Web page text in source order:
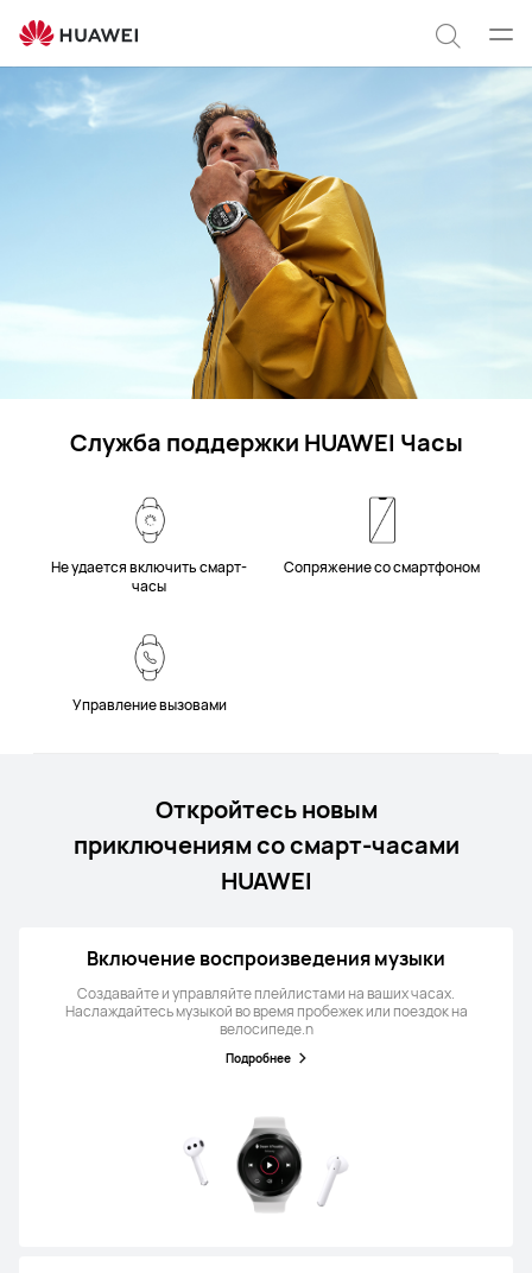
Служба
поддержки
HUAWEI
Поиск
по
Служба поддержки HUAWEI Часы
Не удается включить смарт-
часы
Сопряжение со смартфоном
Управление вызовами
Откройтесь новым
приключениям со смарт-часами
HUAWEI
Включение воспроизведения музыки
Создавайте и управляйте плейлистами на ваших часах.
Наслаждайтесь музыкой во время пробежек или поездок на
велосипеде.n
Подробнее